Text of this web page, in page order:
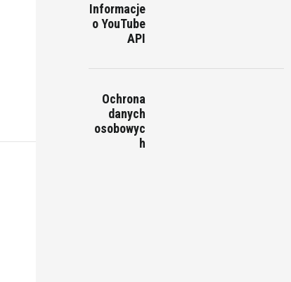
Informacje
o YouTube
API
Ochrona
danych
osobowyc
h